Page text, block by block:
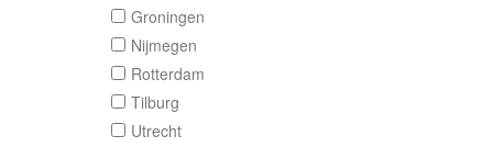
Verstuur je bericht
Door een bericht te sturen kom je in contact met de
aanbieder of makelaar van de woning.
Groningen
Nijmegen
Rotterdam
Tilburg
Utrecht